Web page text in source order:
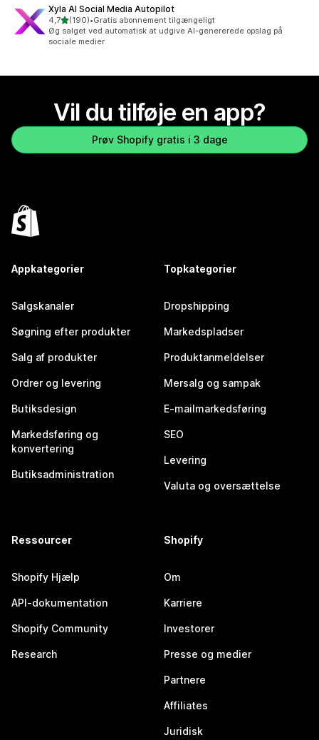
Xyla AI Social Media Autopilot
4,7ud af 5 stjerner
(190)
190 anmeldelser i alt
•Gratis abonnement tilgængeligt
Øg salget ved automatisk at udgive AI-genererede opslag på
sociale medier
Vil du tilføje en app?
Prøv Shopify gratis i 3 dage
Appkategorier
Salgskanaler
Søgning efter produkter
Salg af produkter
Ordrer og levering
Butiksdesign
Markedsføring og
konvertering
Butiksadministration
Topkategorier
Dropshipping
Markedspladser
Produktanmeldelser
Mersalg og sampak
E-mailmarkedsføring
SEO
Levering
Valuta og oversættelse
Ressourcer
Shopify Hjælp
API-dokumentation
Shopify Community
Research
Shopify
Om
Karriere
Investorer
Presse og medier
Partnere
Affiliates
Juridisk